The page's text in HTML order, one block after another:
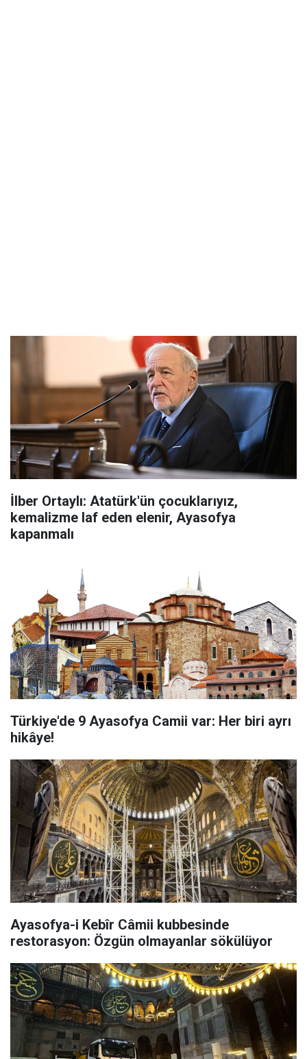
İlber Ortaylı: Atatürk'ün çocuklarıyız,
kemalizme laf eden elenir, Ayasofya
kapanmalı
Türkiye'de 9 Ayasofya Camii var: Her biri ayrı
hikâye!
Ayasofya-i Kebîr Câmii kubbesinde
restorasyon: Özgün olmayanlar sökülüyor